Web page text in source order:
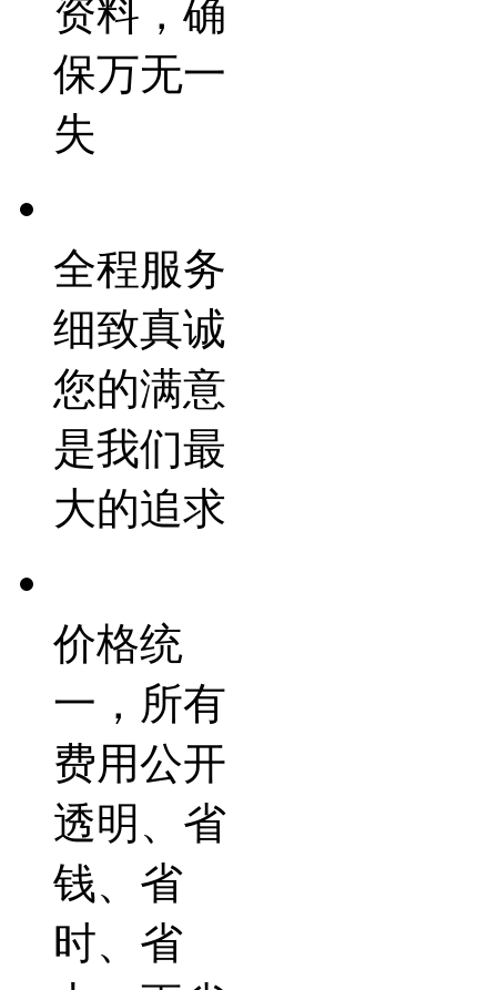
资料，确
保万无一
失
全程服务
细致真诚
您的满意
是我们最
大的追求
价格统
一，所有
费用公开
透明、省
钱、省
时、省